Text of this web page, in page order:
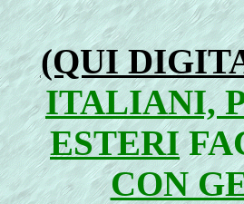
(QUI
ITALIANI,
ESTERI
CON